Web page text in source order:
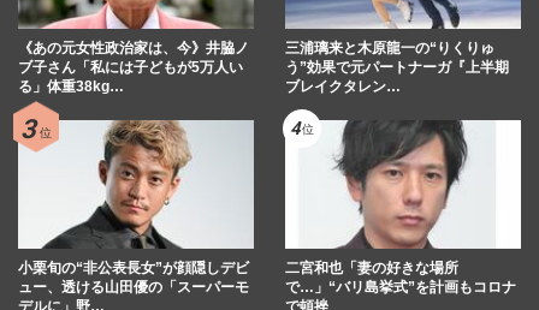
《あの元女性政治家は、今》井脇ノ
ブ子さん「私には子どもが5万人い
る」体重38kg…
三浦璃来と木原龍一の“りくりゅ
う”効果で元パートナーガ『上半期
ブレイクタレン…
小栗旬の“非公表長女”が顔隠しデビ
ュー、透ける山田優の「スーパーモ
二宮和也「妻の好きな場所
で…」“バリ島挙式”を計画もコロナ